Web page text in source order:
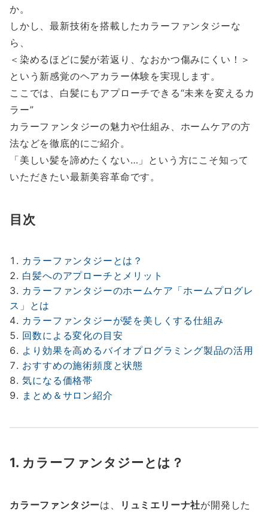
か。
しかし、最新技術を搭載したカラーファンタジーな
ら、
＜染めるほどに髪が若返り、なおかつ傷みにくい！＞
という新感覚のヘアカラー体験を実現します。
ここでは、白髪にもアプローチできる“未来を変えるカ
ラー”
カラーファンタジーの魅力や仕組み、ホームケアの方
法などを徹底的にご紹介。
「美しい髪を諦めたくない…」という方にこそ知って
いただきたい最新美容革命です。
目次
カラーファンタジーとは？
白髪へのアプローチとメリット
カラーファンタジーのホームケア「ホームプログレ
ス」とは
カラーファンタジーが髪を美しくする仕組み
回数による変化の目安
より効果を高めるバイオプログラミング製品の活用
おすすめの施術頻度と状態
気になる価格帯
まとめ＆サロン紹介
1. カラーファンタジーとは？
カラーファンタジーは、 リュミエリーナ社が開発した